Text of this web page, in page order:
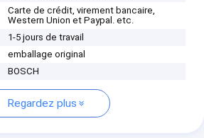
Carte de crédit, virement bancaire,
Western Union et Paypal. etc.
1-5 jours de travail
emballage original
BOSCH
Regardez plus